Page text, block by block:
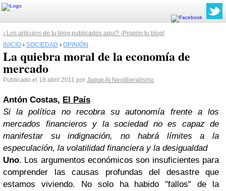
¿Los artículos de tu blog publicados aquí? ¡Propón tu blog!
INICIO › SOCIEDAD › OPINIÓN
La quiebra moral de la economía de
mercado
Publicado el 18 abril 2011 por Jaque Al Neoliberalismo
Antón Costas, El País
Si la política no recobra su autonomía frente a los
mercados financieros y la sociedad no es capaz de
manifestar su indignación, no habrá límites a la
especulación, la volatilidad financiera y la desigualdad
Uno. Los argumentos económicos son insuficientes para
comprender las causas profundas del desastre que
estamos viviendo. No solo ha habido "fallos" de la